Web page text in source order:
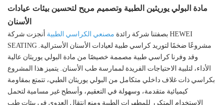
مادة البولي يوريثين الطبية وتصميم مريح لتحسين بيئات عيادات
الأسنان
بصفتنا شركة رائدة مصنعي الكراسي الطبية أنجزت شركة HEWEI
SEATING مشروعًا ضخمًا لتوريد كراسي طبية لعيادات الأسنان الأسترالية.
وقد وفرنا كراسي طبية مصممة خصيصًا من مادة البولي يوريثان عالية
الأداء، لتلبية الاحتياجات الفريدة لممارسة طب الأسنان. يتميز هذا المشروع
بكراسي ذات غلاف داخلي متكامل من البولي يوريثان الطبي، تتمتع بمقاومة
كيميائية متقدمة، وسهولة في التعقيم، وأسطح غير مسامية لتحمل
الاستخدام المتكرر للمطهرات الطبية ومنع انتقال العدوى في بيئات طب